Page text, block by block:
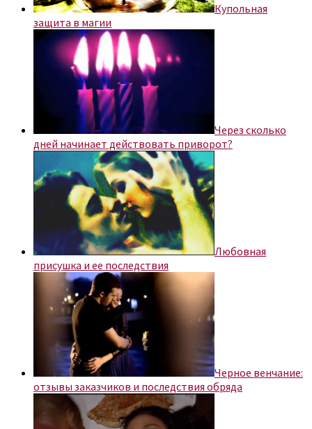
Купольная
защита в магии
Через сколько
дней начинает действовать приворот?
Любовная
присушка и ее последствия
Черное венчание:
отзывы заказчиков и последствия обряда